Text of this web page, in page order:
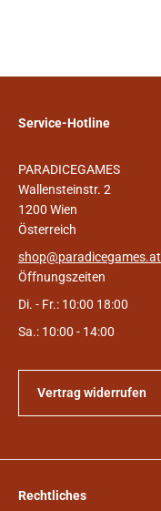
Service-Hotline
PARADICEGAMES
Wallensteinstr. 2
1200 Wien
Österreich
shop@paradicegames.at
Öffnungszeiten
Di. - Fr.: 10:00 18:00
Sa.: 10:00 - 14:00
Vertrag widerrufen
Rechtliches